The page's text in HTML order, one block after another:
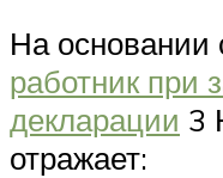
На основании
работник при
декларации 3
отражает: